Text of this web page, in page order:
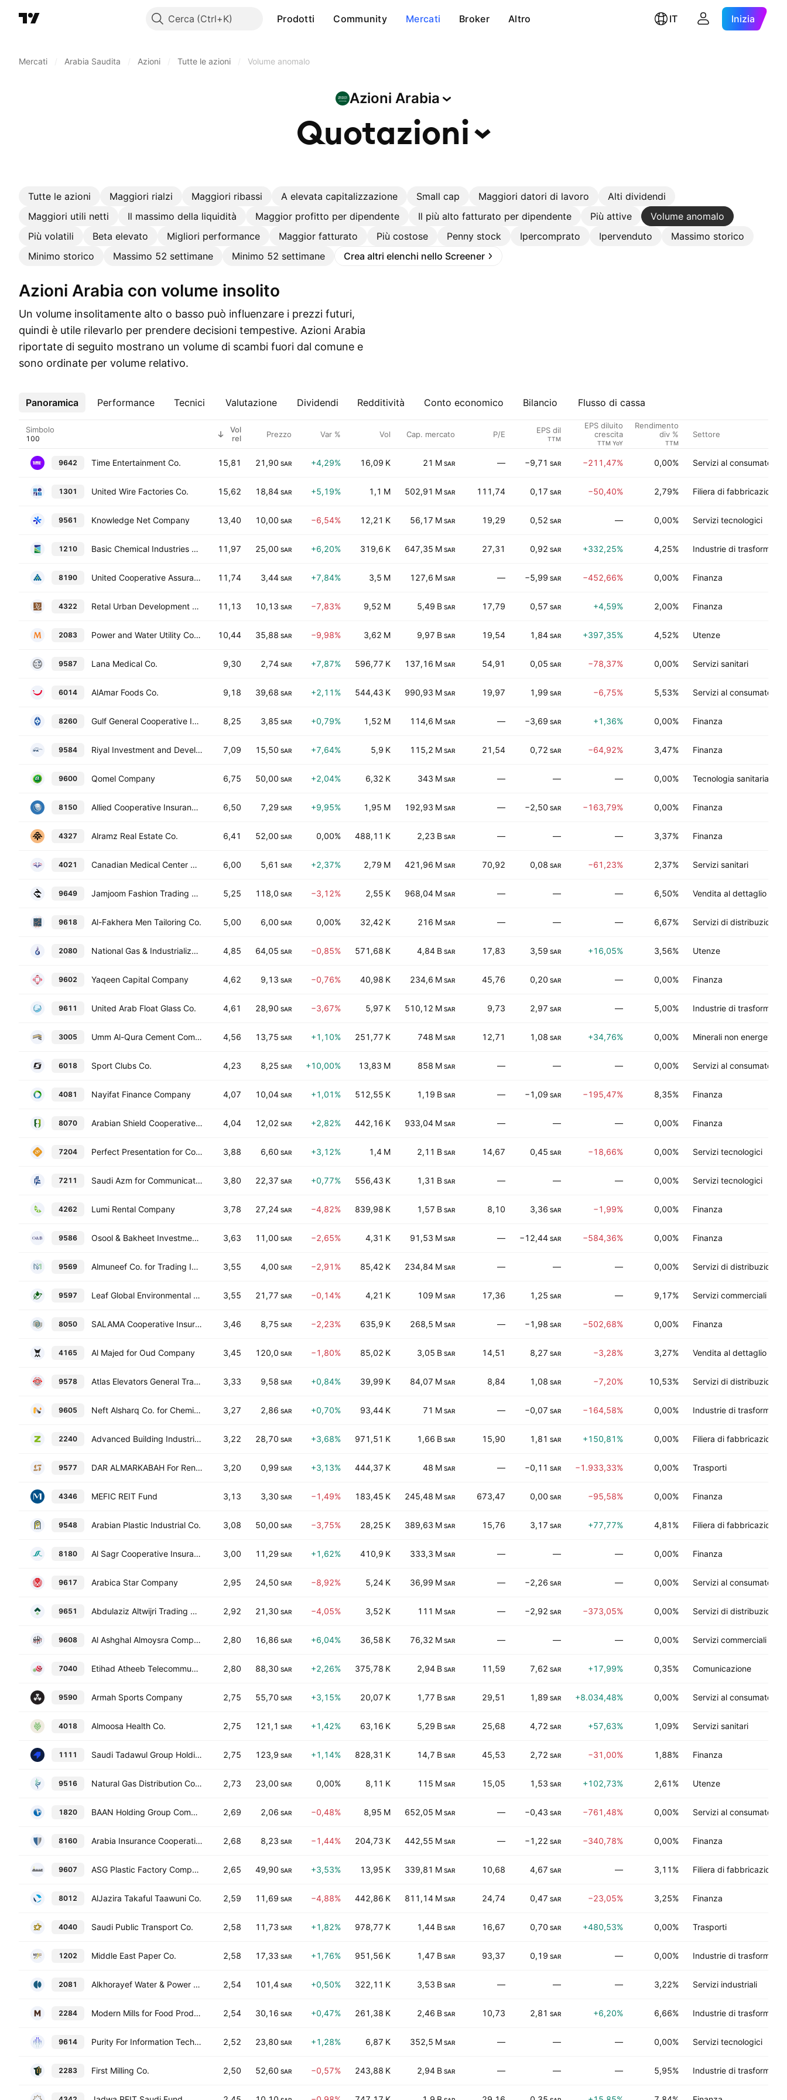
Cerca Prodotti Community Mercati Broker Altro IT Inizia
Mercati Arabia Saudita Azioni Tutte le azioni Volume anomalo
Azioni Arabia
Quotazioni
Tutte le azioni Maggiori rialzi Maggiori ribassi A elevata capitalizzazione Small cap Maggiori datori di lavoro
Alti dividendi
Maggiori utili netti
Il massimo della liquidità Maggior profitto per dipendente Il più alto fatturato per dipendente Più attive
Volume anomalo
Più volatili
Beta elevato Migliori performance Maggior fatturato Più costose Penny stock Ipercomprato Ipervenduto
Massimo storico
Minimo storico
Massimo 52 settimane Minimo 52 settimane Crea altri elenchi nello Screener
Azioni Arabia con volume insolito
Un volume insolitamente alto o basso può influenzare i prezzi futuri,
quindi è utile rilevarlo per prendere decisioni tempestive. Azioni Arabia
riportate di seguito mostrano un volume di scambi fuori dal comune e
sono ordinate per volume relativo.
Panoramica Performance Tecnici Valutazione Dividendi Redditività Conto economico Bilancio Flusso di cassa
Altro
Simbolo
Vol
rel
Prezzo Var % Vol Cap. mercato P/E EPS dil
TTM
EPS diluito
crescita
TTM YoY
Rendimento
div %
TTM
Settore
9642 Time Entertainment Co. 15,81 21,90 SAR +4,29% 16,09 K 21 M SAR — −9,71 SAR −211,47% 0,00% Servizi al consumatore
1301 United Wire Factories Co. 15,62 18,84 SAR +5,19% 1,1 M 502,91 M SAR 111,74 0,17 SAR −50,40% 2,79% Filiera di fabbricazione
9561 Knowledge Net Company 13,40 10,00 SAR −6,54% 12,21 K 56,17 M SAR 19,29 0,52 SAR — 0,00% Servizi tecnologici
1210 Basic Chemical Industries Co. 11,97 25,00 SAR +6,20% 319,6 K 647,35 M SAR 27,31 0,92 SAR +332,25% 4,25% Industrie di
8190 United Cooperative Assurance Co. 11,74 3,44 SAR +7,84% 3,5 M 127,6 M SAR — −5,99 SAR −452,66% 0,00% Finanza
4322 Retal Urban Development Company 11,13 10,13 SAR −7,83% 9,52 M 5,49 B SAR 17,79 0,57 SAR +4,59% 2,00% Finanza
2083 Power and Water Utility Company for Jubail and Yanbu (Marafiq) 10,44 35,88 SAR −9,98% 3,62 M 9,97 B SAR 19,54 1,84 SAR +397,35% 4,52% Utenze
9587 Lana Medical Co. 9,30 2,74 SAR +7,87% 596,77 K 137,16 M SAR 54,91 0,05 SAR −78,37% 0,00% Servizi sanitari
6014 AlAmar Foods Co. 9,18 39,68 SAR +2,11% 544,43 K 990,93 M SAR 19,97 1,99 SAR −6,75% 5,53% Servizi al consumatore
8260 Gulf General Cooperative Insurance Co. 8,25 3,85 SAR +0,79% 1,52 M 114,6 M SAR — −3,69 SAR +1,36% 0,00% Finanza
9584 Riyal Investment and Development Company 7,09 15,50 SAR +7,64% 5,9 K 115,2 M SAR 21,54 0,72 SAR −64,92% 3,47% Finanza
9600 Qomel Company 6,75 50,00 SAR +2,04% 6,32 K 343 M SAR — — — 0,00% Tecnologia sanitaria
8150 Allied Cooperative Insurance Group 6,50 7,29 SAR +9,95% 1,95 M 192,93 M SAR — −2,50 SAR −163,79% 0,00% Finanza
4327 Alramz Real Estate Co. 6,41 52,00 SAR 0,00% 488,11 K 2,23 B SAR — — — 3,37% Finanza
4021 Canadian Medical Center Co. 6,00 5,61 SAR +2,37% 2,79 M 421,96 M SAR 70,92 0,08 SAR −61,23% 2,37% Servizi sanitari
9649 Jamjoom Fashion Trading Co. 5,25 118,0 SAR −3,12% 2,55 K 968,04 M SAR — — — 6,50% Vendita al dettaglio
9618 Al-Fakhera Men Tailoring Co. 5,00 6,00 SAR 0,00% 32,42 K 216 M SAR — — — 6,67% Servizi di distribuzione
2080 National Gas & Industrialization Co. 4,85 64,05 SAR −0,85% 571,68 K 4,84 B SAR 17,83 3,59 SAR +16,05% 3,56% Utenze
9602 Yaqeen Capital Company 4,62 9,13 SAR −0,76% 40,98 K 234,6 M SAR 45,76 0,20 SAR — 0,00% Finanza
9611 United Arab Float Glass Co. 4,61 28,90 SAR −3,67% 5,97 K 510,12 M SAR 9,73 2,97 SAR — 5,00% Industrie di
3005 Umm Al-Qura Cement Company 4,56 13,75 SAR +1,10% 251,77 K 748 M SAR 12,71 1,08 SAR +34,76% 0,00% Minerali non energetici
6018 Sport Clubs Co. 4,23 8,25 SAR +10,00% 13,83 M 858 M SAR — — — 0,00% Servizi al consumatore
4081 Nayifat Finance Company 4,07 10,04 SAR +1,01% 512,55 K 1,19 B SAR — −1,09 SAR −195,47% 8,35% Finanza
8070 Arabian Shield Cooperative Insurance Co. 4,04 12,02 SAR +2,82% 442,16 K 933,04 M SAR — — — 0,00% Finanza
7204 Perfect Presentation for Commercial Services Co. 3,88 6,60 SAR +3,12% 1,4 M 2,11 B SAR 14,67 0,45 SAR −18,66% 0,00% Servizi tecnologici
7211 Saudi Azm for Communication and Information Technology Co. 3,80 22,37 SAR +0,77% 556,43 K 1,31 B SAR — — — 0,00% Servizi tecnologici
4262 Lumi Rental Company 3,78 27,24 SAR −4,82% 839,98 K 1,57 B SAR 8,10 3,36 SAR −1,99% 0,00% Finanza
9586 Osool & Bakheet Investment Company 3,63 11,00 SAR −2,65% 4,31 K 91,53 M SAR — −12,44 SAR −584,36% 0,00% Finanza
9569 Almuneef Co. for Trading Industry Agriculture & Contraracting 3,55 4,00 SAR −2,91% 85,42 K 234,84 M SAR — — — 0,00% Servizi di distribuzione
9597 Leaf Global Environmental Services Company 3,55 21,77 SAR −0,14% 4,21 K 109 M SAR 17,36 1,25 SAR — 9,17% Servizi commerciali
8050 SALAMA Cooperative Insurance Co. 3,46 8,75 SAR −2,23% 635,9 K 268,5 M SAR — −1,98 SAR −502,68% 0,00% Finanza
4165 Al Majed for Oud Company 3,45 120,0 SAR −1,80% 85,02 K 3,05 B SAR 14,51 8,27 SAR −3,28% 3,27% Vendita al dettaglio
9578 Atlas Elevators General Trading and Contracting Company 3,33 9,58 SAR +0,84% 39,99 K 84,07 M SAR 8,84 1,08 SAR −7,20% 10,53% Servizi di distribuzione
9605 Neft Alsharq Co. for Chemical Industries 3,27 2,86 SAR +0,70% 93,44 K 71 M SAR — −0,07 SAR −164,58% 0,00% Industrie di
2240 Advanced Building Industries Co. 3,22 28,70 SAR +3,68% 971,51 K 1,66 B SAR 15,90 1,81 SAR +150,81% 0,00% Filiera di fabbricazione
9577 DAR ALMARKABAH For Renting Cars Company 3,20 0,99 SAR +3,13% 444,37 K 48 M SAR — −0,11 SAR −1.933,33% 0,00% Trasporti
4346 MEFIC REIT Fund 3,13 3,30 SAR −1,49% 183,45 K 245,48 M SAR 673,47 0,00 SAR −95,58% 0,00% Finanza
9548 Arabian Plastic Industrial Co. 3,08 50,00 SAR −3,75% 28,25 K 389,63 M SAR 15,76 3,17 SAR +77,77% 4,81% Filiera di fabbricazione
8180 Al Sagr Cooperative Insurance Co. 3,00 11,29 SAR +1,62% 410,9 K 333,3 M SAR — — — 0,00% Finanza
9617 Arabica Star Company 2,95 24,50 SAR −8,92% 5,24 K 36,99 M SAR — −2,26 SAR — 0,00% Servizi al consumatore
9651 Abdulaziz Altwijri Trading Co. 2,92 21,30 SAR −4,05% 3,52 K 111 M SAR — −2,92 SAR −373,05% 0,00% Servizi di distribuzione
9608 Al Ashghal Almoysra Company 2,80 16,86 SAR +6,04% 36,58 K 76,32 M SAR — — — 0,00% Servizi commerciali
7040 Etihad Atheeb Telecommunication Co. 2,80 88,30 SAR +2,26% 375,78 K 2,94 B SAR 11,59 7,62 SAR +17,99% 0,35% Comunicazione
9590 Armah Sports Company 2,75 55,70 SAR +3,15% 20,07 K 1,77 B SAR 29,51 1,89 SAR +8.034,48% 0,00% Servizi al consumatore
4018 Almoosa Health Co. 2,75 121,1 SAR +1,42% 63,16 K 5,29 B SAR 25,68 4,72 SAR +57,63% 1,09% Servizi sanitari
1111 Saudi Tadawul Group Holding Company 2,75 123,9 SAR +1,14% 828,31 K 14,7 B SAR 45,53 2,72 SAR −31,00% 1,88% Finanza
9516 Natural Gas Distribution Company 2,73 23,00 SAR 0,00% 8,11 K 115 M SAR 15,05 1,53 SAR +102,73% 2,61% Utenze
1820 BAAN Holding Group Company 2,69 2,06 SAR −0,48% 8,95 M 652,05 M SAR — −0,43 SAR −761,48% 0,00% Servizi al consumatore
8160 Arabia Insurance Cooperative Co. 2,68 8,23 SAR −1,44% 204,73 K 442,55 M SAR — −1,22 SAR −340,78% 0,00% Finanza
9607 ASG Plastic Factory Company 2,65 49,90 SAR +3,53% 13,95 K 339,81 M SAR 10,68 4,67 SAR — 3,11% Filiera di fabbricazione
8012 AlJazira Takaful Taawuni Co. 2,59 11,69 SAR −4,88% 442,86 K 811,14 M SAR 24,74 0,47 SAR −23,05% 3,25% Finanza
4040 Saudi Public Transport Co. 2,58 11,73 SAR +1,82% 978,77 K 1,44 B SAR 16,67 0,70 SAR +480,53% 0,00% Trasporti
1202 Middle East Paper Co. 2,58 17,33 SAR +1,76% 951,56 K 1,47 B SAR 93,37 0,19 SAR — 0,00% Industrie di
2081 Alkhorayef Water & Power Technologies 2,54 101,4 SAR +0,50% 322,11 K 3,53 B SAR — — — 3,22% Servizi industriali
2284 Modern Mills for Food Products Co. 2,54 30,16 SAR +0,47% 261,38 K 2,46 B SAR 10,73 2,81 SAR +6,20% 6,66% Industrie di
9614 Purity For Information Technology Co. 2,52 23,80 SAR +1,28% 6,87 K 352,5 M SAR — — — 0,00% Servizi tecnologici
2283 First Milling Co. 2,50 52,60 SAR −0,57% 243,88 K 2,94 B SAR — — — 5,95% Industrie di